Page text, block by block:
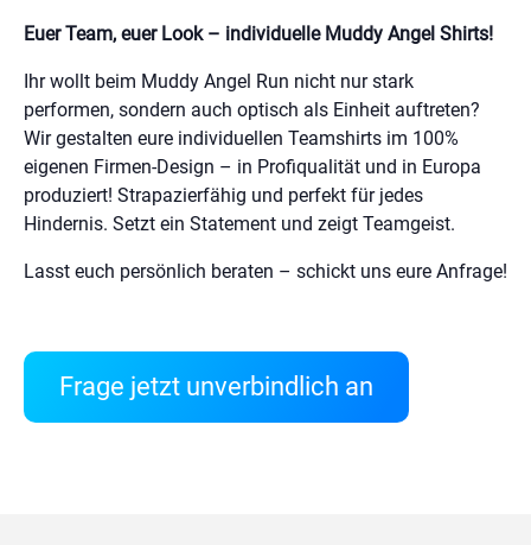
Euer Team, euer Look – individuelle Muddy Angel Shirts!
Ihr wollt beim Muddy Angel Run nicht nur stark
performen, sondern auch optisch als Einheit auftreten?
Wir gestalten eure individuellen Teamshirts im 100%
eigenen Firmen-Design – in Profiqualität und in Europa
produziert! Strapazierfähig und perfekt für jedes
Hindernis. Setzt ein Statement und zeigt Teamgeist.
Lasst euch persönlich beraten – schickt uns eure Anfrage!
Frage jetzt unverbindlich an